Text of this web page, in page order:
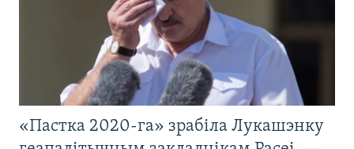
«Пастка 2020-га» зрабіла Лукашэнку